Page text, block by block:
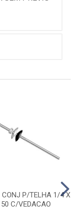
CONJ P/TELHA 1/4 X
C/VEDACAO